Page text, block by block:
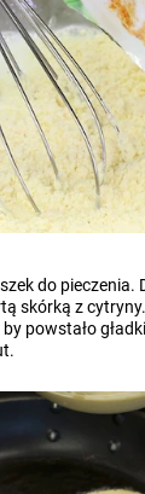
do pieczenia.
skórką z
powstało